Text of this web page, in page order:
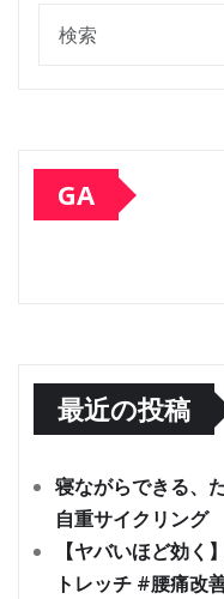
GA
最近の投稿
寝ながらできる、
自重サイクリング
【ヤバいほど効く
トレッチ #腰痛改